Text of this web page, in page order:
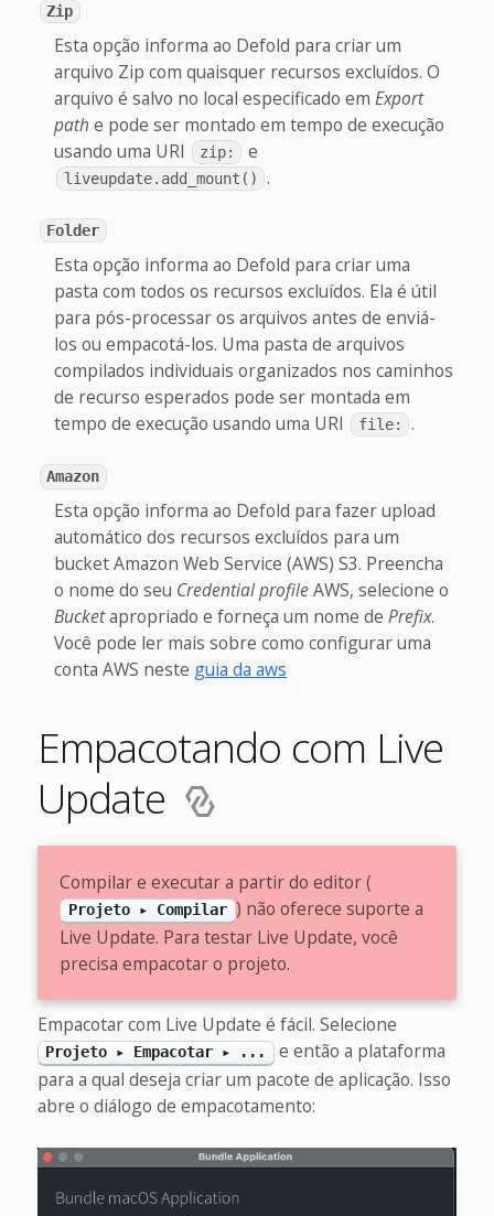
Zip
Esta opção informa ao Defold para criar um
arquivo Zip com quaisquer recursos excluídos. O
arquivo é salvo no local especificado emExport
path e pode ser montado em tempo de execução
usando uma URI
zip: e
liveupdate.add_mount() .
Folder
Esta opção informa ao Defold para criar uma
pasta com todos os recursos excluídos. Ela é útil
para pós-processar os arquivos antes de enviá-
los ou empacotá-los. Uma pasta de arquivos
compilados individuais organizados nos caminhos
de recurso esperados pode ser montada em
tempo de execução usando uma URI
file: .
Amazon
Esta opção informa ao Defold para fazer upload
automático dos recursos excluídos para um
bucket Amazon Web Service (AWS) S3. Preencha
o nome do seu Credential profileAWS, selecione o
Bucketapropriado e forneça um nome dePrefix.
Você pode ler mais sobre como configurar uma
conta AWS neste guia da aws
Empacotando com Live
Update
Compilar e executar a partir do editor (
Projeto ▸ Compilar ) não oferece suporte a
Live Update. Para testar Live Update, você
precisa empacotar o projeto.
Empacotar com Live Update é fácil. Selecione
Projeto ▸ Empacotar ▸ ...
e então a plataforma
para a qual deseja criar um pacote de aplicação. Isso
abre o diálogo de empacotamento: